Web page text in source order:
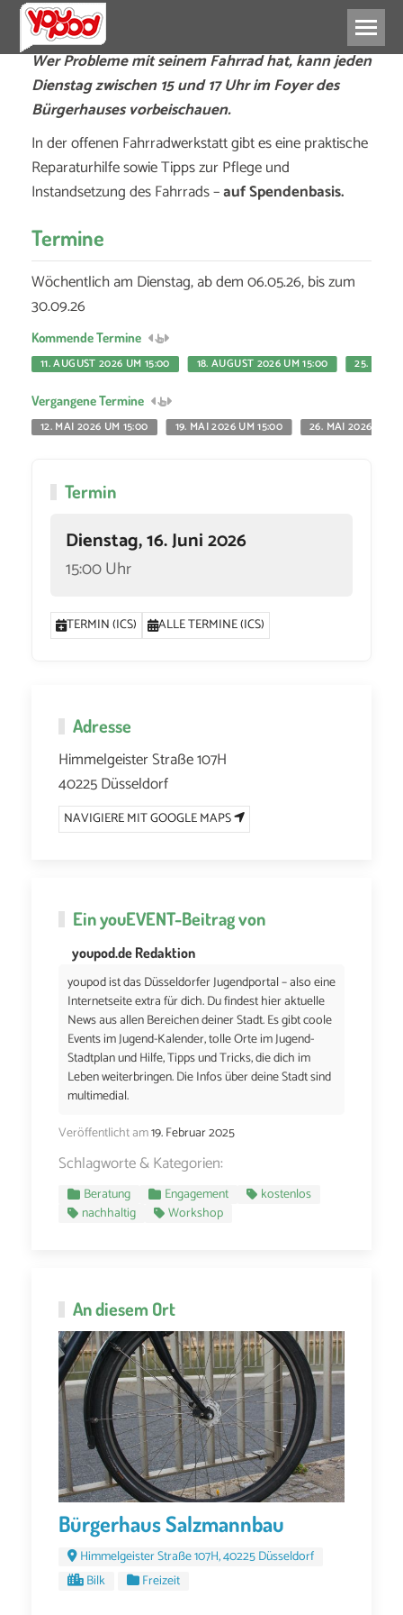
Wer Probleme mit seinem Fahrrad hat, kann jeden
Dienstag zwischen 15 und 17 Uhr im Foyer des
Bürgerhauses vorbeischauen.
In der offenen Fahrradwerkstatt gibt es eine praktische
Reparaturhilfe sowie Tipps zur Pflege und
Instandsetzung des Fahrrads –auf Spendenbasis.
Termine
Wöchentlich am Dienstag, ab dem 06.05.26, bis zum
30.09.26
Kommende Termine
11. AUGUST 2026 UM 15:00
18. AUGUST 2026 UM 15:00 25.
Vergangene Termine
12. MAI 2026 UM 15:00
19. MAI 2026 UM 15:00 26. MAI 2026 UM
Termin
Dienstag, 16. Juni 2026
15:00 Uhr
TERMIN (ICS) ALLE TERMINE (ICS)
Adresse
Himmelgeister Straße 107H
40225 Düsseldorf
NAVIGIERE MIT GOOGLE MAPS
EinyouEVENT-Beitrag von
youpod.de Redaktion
youpod ist das Düsseldorfer Jugendportal – also eine
Internetseite extra für dich. Du findest hier aktuelle
News aus allen Bereichen deiner Stadt. Es gibt coole
Events im Jugend-Kalender, tolle Orte im Jugend-
Stadtplan und Hilfe, Tipps und Tricks, die dich im
Leben weiterbringen. Die Infos über deine Stadt sind
multimedial.
Veröffentlicht am19. Februar 2025
Schlagworte & Kategorien:
Beratung Engagement
kostenlos
nachhaltig
Workshop
An diesem Ort
Bürgerhaus Salzmannbau
Himmelgeister Straße 107H, 40225 Düsseldorf
Bilk
Freizeit